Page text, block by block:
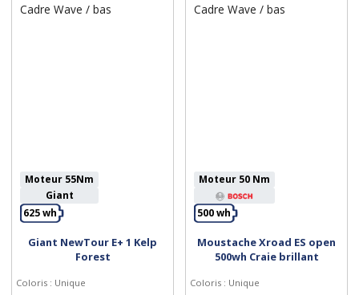
Cadre Wave / bas
Personnaliser
Moteur 55Nm
Giant
625 wh
Giant NewTour E+ 1 Kelp
Forest
Coloris : Unique
Cadre Wave / bas
Personnaliser
Moteur 50 Nm
500 wh
Moustache Xroad ES open
500wh Craie brillant
Coloris : Unique